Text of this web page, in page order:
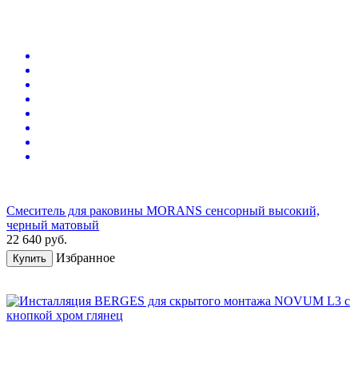
Смеситель для раковины MORANS сенсорный высокий,
черный матовый
22 640 руб.
Купить Избранное